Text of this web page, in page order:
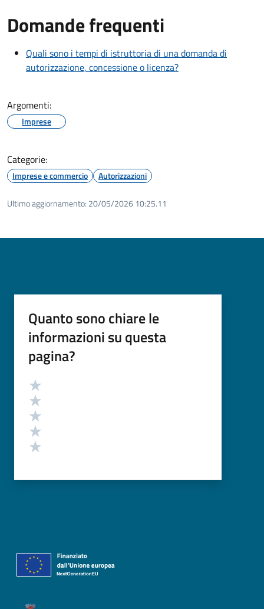
Domande frequenti
Quali sono i tempi di istruttoria di una domanda di
autorizzazione, concessione o licenza?
Argomenti:
Imprese
Categorie:
Imprese e commercio Autorizzazioni
Ultimo aggiornamento: 20/05/2026 10:25.11
Quanto sono chiare le
informazioni su questa
pagina?
Valutazione